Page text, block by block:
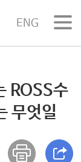
ENG
ROSS수
무엇일